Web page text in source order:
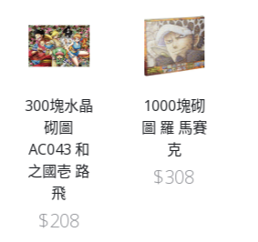
300塊水晶
砌圖
AC043 和
之國壱 路
飛
$208
1000塊砌
圖 羅 馬賽
克
$308